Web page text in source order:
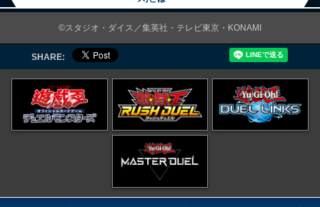
©スタジオ・ダイス／集英社・テレビ東京・KONAMI
SHARE: